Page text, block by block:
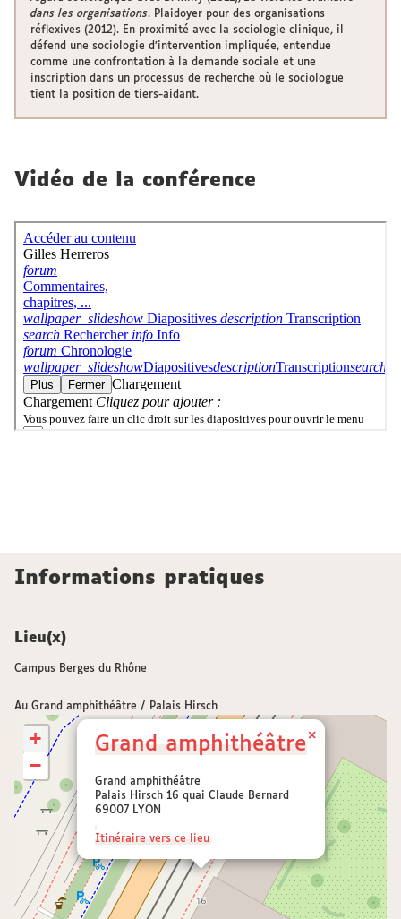
dans les organisations. Plaidoyer pour des organisations
réflexives (2012). En proximité avec la sociologie clinique, il
défend une sociologie d’intervention impliquée, entendue
comme une confrontation à la demande sociale et une
inscription dans un processus de recherche où le sociologue
tient la position de tiers-aidant.
Vidéo de la conférence
Informations pratiques
Lieu(x)
Campus Berges du Rhône
Au Grand amphithéâtre / Palais Hirsch
Grand amphithéâtre
Grand amphithéâtre
Palais Hirsch 16 quai Claude Bernard
69007 LYON
Itinéraire vers ce lieu
×
+
−